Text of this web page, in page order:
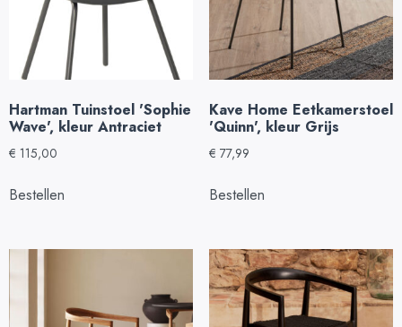
Hartman Tuinstoel 'Sophie
Wave', kleur Antraciet
€ 115,00
Bestellen
Kave Home Eetkamerstoel
'Quinn', kleur Grijs
€ 77,99
Bestellen